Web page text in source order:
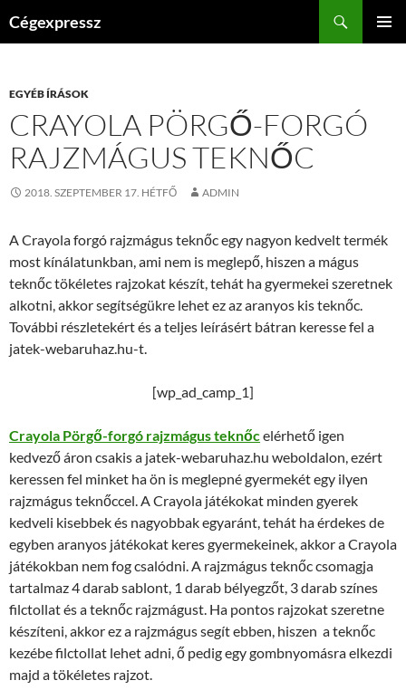
Cégexpressz
EGYÉB ÍRÁSOK
CRAYOLA PÖRGŐ-FORGÓ
RAJZMÁGUS TEKNŐC
2018. SZEPTEMBER 17. HÉTFŐ ADMIN
A Crayola forgó rajzmágus teknőc egy nagyon kedvelt termék
most kínálatunkban, ami nem is meglepő, hiszen a mágus
teknőc tökéletes rajzokat készít, tehát ha gyermekei szeretnek
alkotni, akkor segítségükre lehet ez az aranyos kis teknőc.
További részletekért és a teljes leírásért bátran keresse fel a
jatek-webaruhaz.hu-t.
[wp_ad_camp_1]
Crayola Pörgő-forgó rajzmágus teknőcelérhető igen
kedvező áron csakis a jatek-webaruhaz.hu weboldalon, ezért
keressen fel minket ha ön is meglepné gyermekét egy ilyen
rajzmágus teknőccel. A Crayola játékokat minden gyerek
kedveli kisebbek és nagyobbak egyaránt, tehát ha érdekes de
egyben aranyos játékokat keres gyermekeinek, akkor a Crayola
játékokban nem fog csalódni. A rajzmágus teknőc csomagja
tartalmaz 4 darab sablont, 1 darab bélyegzőt, 3 darab színes
filctollat és a teknőc rajzmágust. Ha pontos rajzokat szeretne
készíteni, akkor ez a rajzmágus segít ebben, hiszen a teknőc
kezébe filctollat lehet adni, ő pedig egy gombnyomásra elkezdi
majd a tökéletes rajzot.